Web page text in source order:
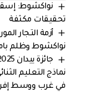
نواكشوط:
تحقيقات مكثفة
أزمة التجار
نواكشوط وظلم
نماذج التعليم
في غرب ووسط